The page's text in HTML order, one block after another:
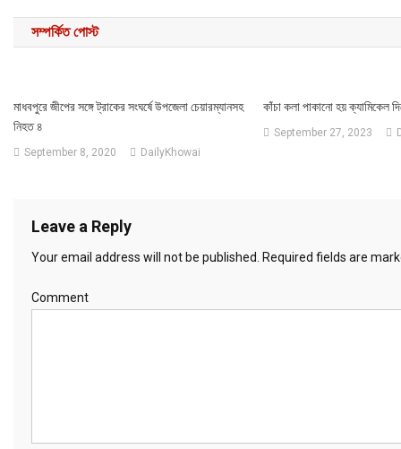
সম্পর্কিত পোস্ট
মাধবপুরে জীপের সঙ্গে ট্রাকের সংঘর্ষে উপজেলা চেয়ারম্যানসহ
নিহত ৪
September 8, 2020 DailyKhowai
কাঁচা কলা পাকানো হয় ক্যামিকেল
September 27, 2023
Leave a Reply
Your email address will not be published. Required fields are
Comment